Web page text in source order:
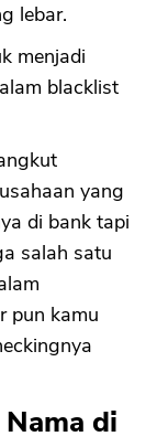
lebar.
menjadi
blacklist
yang
di bank tapi
salah satu
pun kamu
di